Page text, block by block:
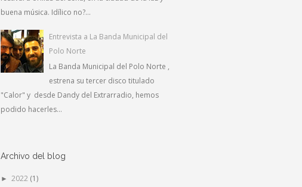
buena música. Idílico no?...
Entrevista a La Banda Municipal del
Polo Norte
La Banda Municipal del Polo Norte ,
estrena su tercer disco titulado
"Calor" y desde Dandy del Extrarradio, hemos
podido hacerles...
Archivo del blog
► 2022 (1)